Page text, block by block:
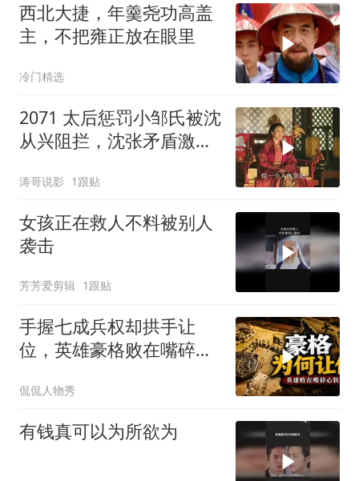
西北大捷，年羹尧功高盖
主，不把雍正放在眼里
冷门精选
2071 太后惩罚小邹氏被沈
从兴阻拦，沈张矛盾激化
涛哥说影 1跟贴
女孩正在救人不料被别人
袭击
芳芳爱剪辑 1跟贴
手握七成兵权却拱手让
位，英雄豪格败在嘴碎心
侃侃人物秀
有钱真可以为所欲为